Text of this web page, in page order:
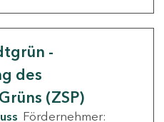
-
des
(ZSP)
Fördernehmer: